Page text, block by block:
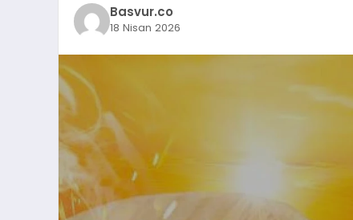
Basvur.co
18 Nisan 2026